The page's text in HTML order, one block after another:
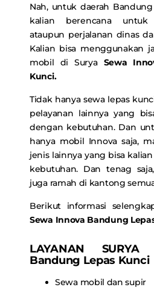
Nah, untuk daerah
kalian berencana
ataupun perjalanan dinas
Kalian bisa menggunakan
mobil di Surya Sewa
Kunci.
Tidak hanya sewa lepas
pelayanan lainnya yang
dengan kebutuhan. Dan
hanya mobil Innova saja,
jenis lainnya yang bisa
kebutuhan. Dan tenag
juga ramah di kantong
Berikut informasi
Sewa Innova Bandung
LAYANAN
Bandung Lepas Kunci
Sewa mobil dan supir